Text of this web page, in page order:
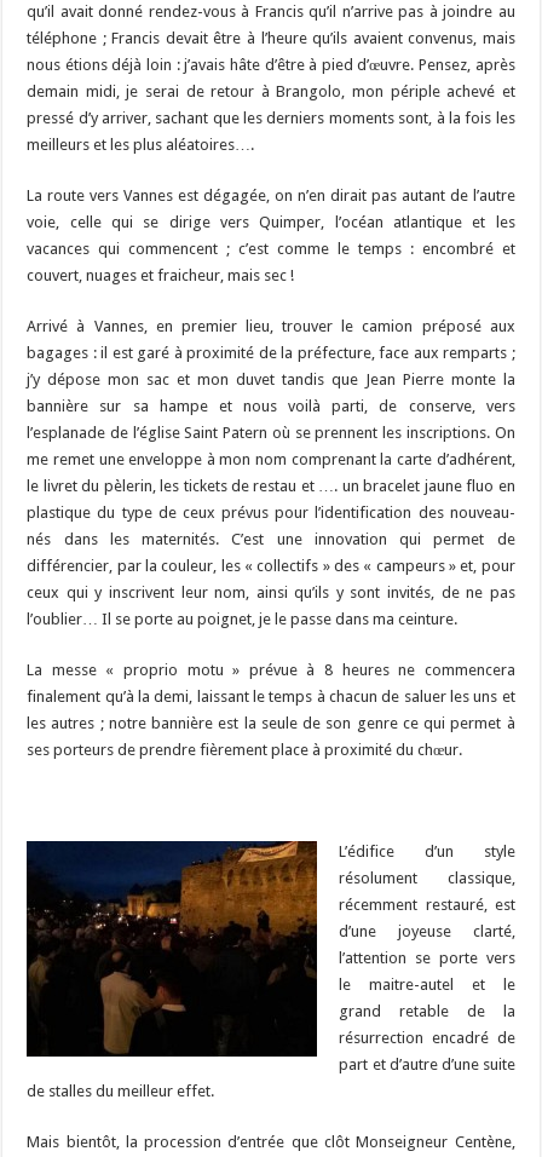
qu’il avait donné rendez-vous à Francis qu’il n’arrive pas à joindre au
téléphone ; Francis devait être à l’heure qu’ils avaient convenus, mais
nous étions déjà loin : j’avais hâte d’être à pied d’œuvre. Pensez, après
demain midi, je serai de retour à Brangolo, mon périple achevé et
pressé d’y arriver, sachant que les derniers moments sont, à la fois les
meilleurs et les plus aléatoires….
La route vers Vannes est dégagée, on n’en dirait pas autant de l’autre
voie, celle qui se dirige vers Quimper, l’océan atlantique et les
vacances qui commencent ; c’est comme le temps : encombré et
couvert, nuages et fraicheur, mais sec !
Arrivé à Vannes, en premier lieu, trouver le camion préposé aux
bagages : il est garé à proximité de la préfecture, face aux remparts ;
j’y dépose mon sac et mon duvet tandis que Jean Pierre monte la
bannière sur sa hampe et nous voilà parti, de conserve, vers
l’esplanade de l’église Saint Patern où se prennent les inscriptions. On
me remet une enveloppe à mon nom comprenant la carte d’adhérent,
le livret du pèlerin, les tickets de restau et …. un bracelet jaune fluo en
plastique du type de ceux prévus pour l’identification des nouveau-
nés dans les maternités. C’est une innovation qui permet de
différencier, par la couleur, les « collectifs » des « campeurs » et, pour
ceux qui y inscrivent leur nom, ainsi qu’ils y sont invités, de ne pas
l’oublier… Il se porte au poignet, je le passe dans ma ceinture.
La messe « proprio motu » prévue à 8 heures ne commencera
finalement qu’à la demi, laissant le temps à chacun de saluer les uns et
les autres ; notre bannière est la seule de son genre ce qui permet à
ses porteurs de prendre fièrement place à proximité du chœur.
L’édifice d’un style
résolument classique,
récemment restauré, est
d’une joyeuse clarté,
l’attention se porte vers
le maitre-autel et le
grand retable de la
résurrection encadré de
part et d’autre d’une suite
de stalles du meilleur effet.
Mais bientôt, la procession d’entrée que clôt Monseigneur Centène,